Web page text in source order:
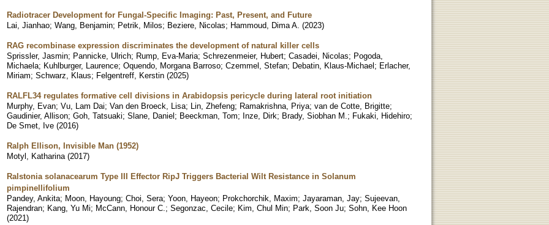
Radiotracer Development for Fungal-Specific Imaging: Past, Present, and Future
Lai, Jianhao; Wang, Benjamin; Petrik, Milos; Beziere, Nicolas; Hammoud, Dima A. (2023)
RAG recombinase expression discriminates the development of natural killer cells
Sprissler, Jasmin; Pannicke, Ulrich; Rump, Eva-Maria; Schrezenmeier, Hubert; Casadei, Nicolas; Pogoda,
Michaela; Kuhlburger, Laurence; Oquendo, Morgana Barroso; Czemmel, Stefan; Debatin, Klaus-Michael; Erlacher,
Miriam; Schwarz, Klaus; Felgentreff, Kerstin (2025)
RALFL34 regulates formative cell divisions in Arabidopsis pericycle during lateral root initiation
Murphy, Evan; Vu, Lam Dai; Van den Broeck, Lisa; Lin, Zhefeng; Ramakrishna, Priya; van de Cotte, Brigitte;
Gaudinier, Allison; Goh, Tatsuaki; Slane, Daniel; Beeckman, Tom; Inze, Dirk; Brady, Siobhan M. ; Fukaki, Hidehiro;
De Smet, Ive (2016)
Ralph Ellison, Invisible Man (1952)
Motyl, Katharina (2017)
Ralstonia solanacearum Type III Effector RipJ Triggers Bacterial Wilt Resistance in Solanum
pimpinellifolium
Pandey, Ankita; Moon, Hayoung; Choi, Sera; Yoon, Hayeon; Prokchorchik, Maxim; Jayaraman, Jay; Sujeevan,
Rajendran; Kang, Yu Mi; McCann, Honour C. ; Segonzac, Cecile; Kim, Chul Min; Park, Soon Ju; Sohn, Kee Hoon
(2021)